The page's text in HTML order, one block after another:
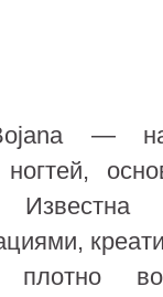
—
ногтей,
плотно